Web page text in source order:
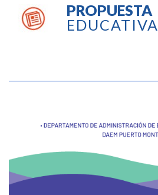
PROPUESTA
EDUCATIVA